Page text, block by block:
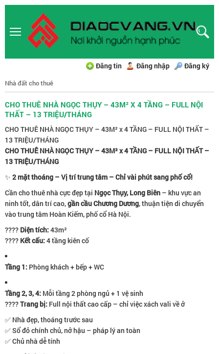
Đăng tin Đăng nhập Đăng ký
Nhà đất cho thuê
CHO THUÊ NHÀ NGỌC THỤY – 43M² X 4 TẦNG – FULL NỘI
THẤT – 13 TRIỆU/THÁNG
CHO THUÊ NHÀ NGỌC THỤY – 43M² x 4 TẦNG – FULL NỘI THẤT –
13 TRIỆU/THÁNG
CHO THUÊ NHÀ NGỌC THỤY – 43M² x 4 TẦNG – FULL NỘI THẤT –
13 TRIỆU/THÁNG
✨ 2 mặt thoáng – Vị trí trung tâm – Chỉ vài phút sang phố cổ!
Cần cho thuê nhà cực đẹp tại Ngọc Thụy, Long Biên – khu vực an
ninh tốt, dân trí cao,gần cầu Chương Dương, thuận tiện di chuyển
vào trung tâm Hoàn Kiếm, phố cổ Hà Nội.
???? Diện tích:43m²
???? Kết cấu:4 tầng kiên cố
Tầng 1: Phòng khách + bếp + WC
Tầng 2, 3, 4: Mỗi tầng 2 phòng ngủ + 1 vệ sinh
????Trang bị: Full nội thất cao cấp – chỉ việc xách vali về ở
✅ Nhà đẹp, thoáng trước sau
✅ Sổ đỏ chính chủ, nở hậu – pháp lý an toàn
✅ Chủ nhà dễ tính